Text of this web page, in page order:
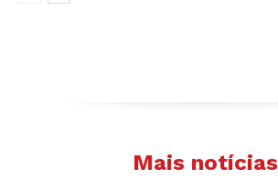
Mais notícias